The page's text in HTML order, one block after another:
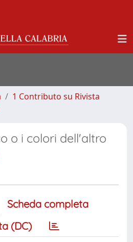
1 Contributo su Rivista
o i colori dell'altro
Scheda completa
(DC)